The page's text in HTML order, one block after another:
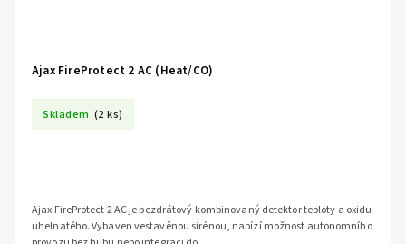
Ajax FireProtect 2 AC (Heat/CO)
Skladem (2 ks)
Ajax FireProtect 2 AC je bezdrátový kombinovaný detektor teploty a oxidu
uhelnatého. Vybaven vestavěnou sirénou, nabízí možnost autonomního